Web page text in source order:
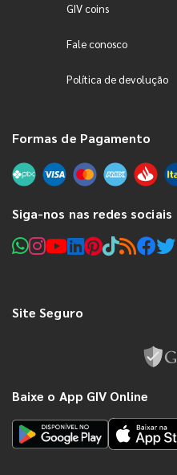
GIV coins
Fale conosco
Política de devolução
Formas de Pagamento
Siga-nos nas redes sociais
Site Seguro
Baixe o App GIV Online